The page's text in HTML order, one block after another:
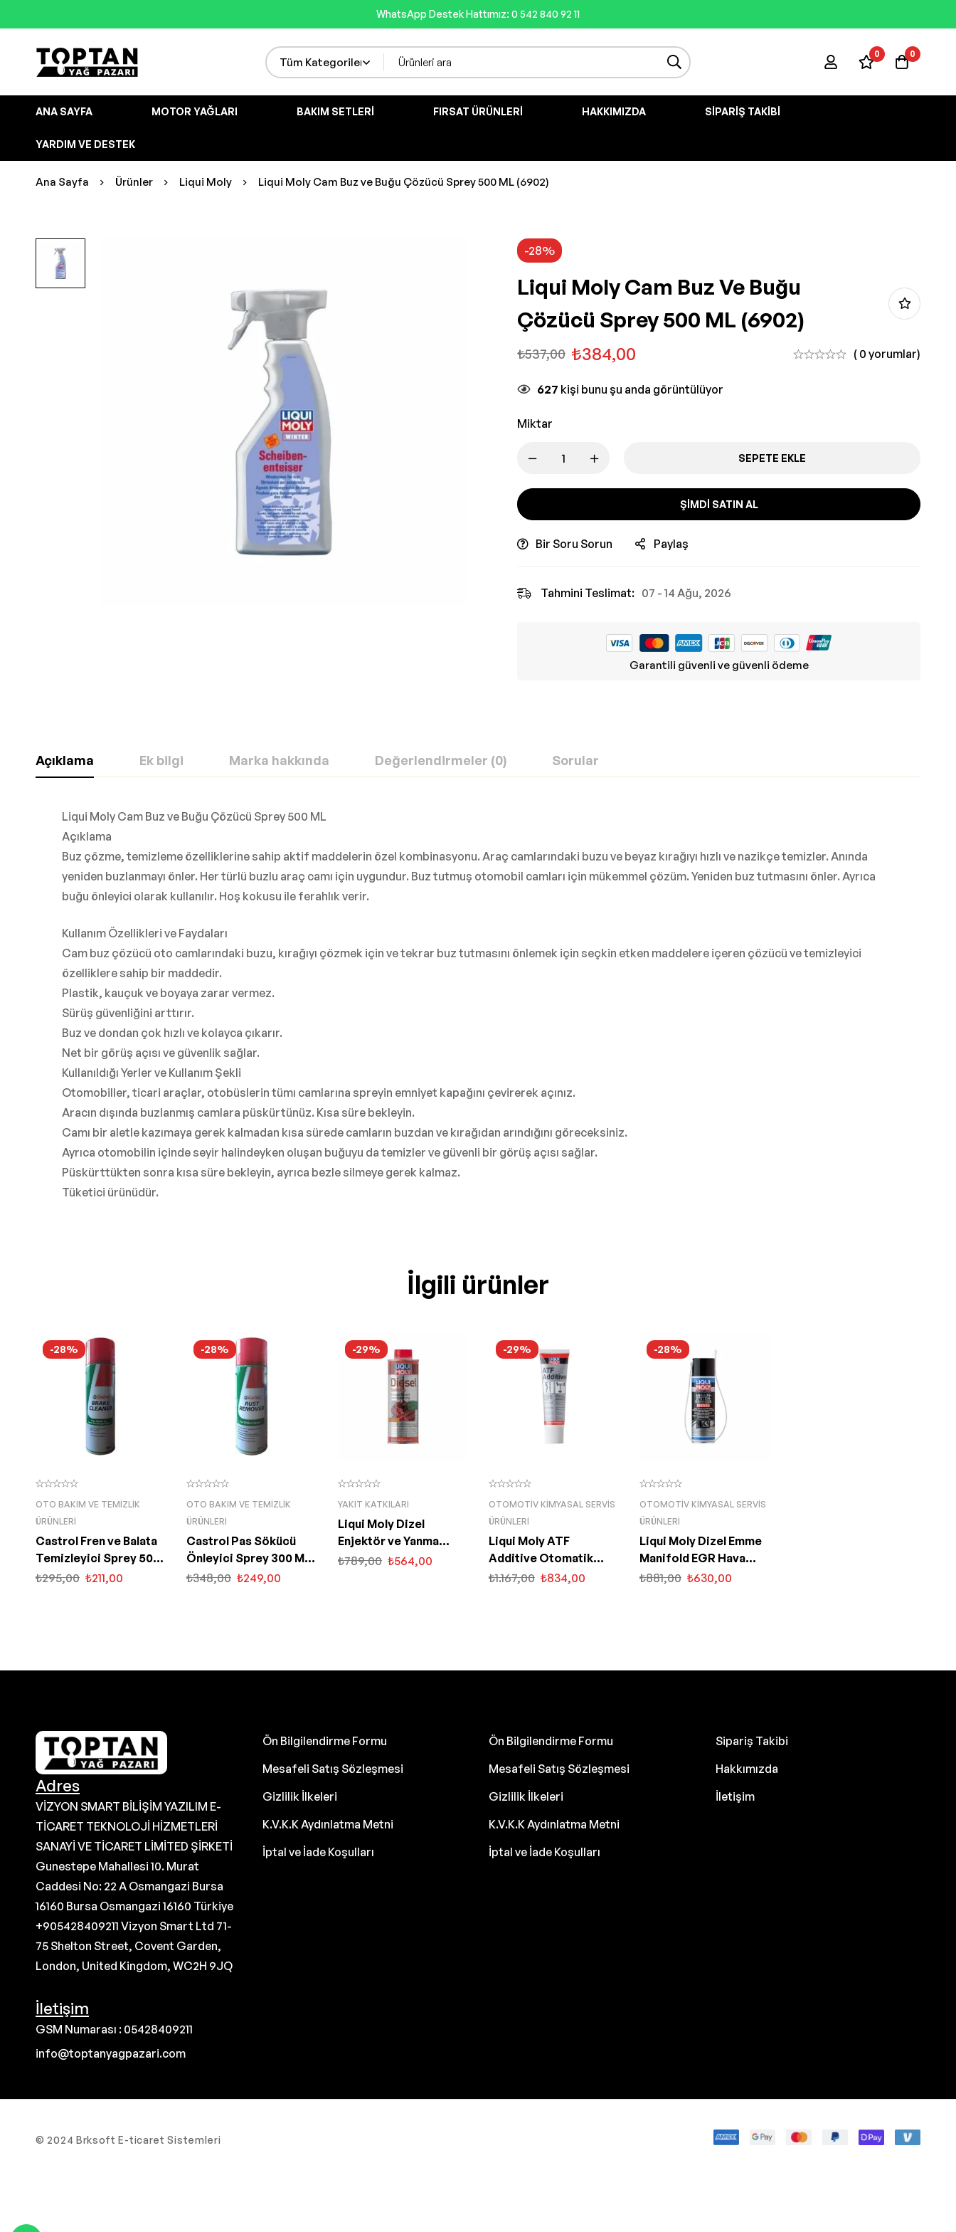
WhatsApp Destek Hattımız: 0 542 840 92 11
0 0
ANA SAYFA MOTOR YAĞLARI BAKIM SETLERI FIRSAT ÜRÜNLERI HAKKIMIZDA SIPARIŞ TAKIBI
YARDIM VE DESTEK
Ana Sayfa Ürünler Liqui Moly Liqui Moly Cam Buz ve Buğu Çözücü Sprey 500 ML (6902)
-28%
Liqui Moly Cam Buz Ve Buğu
Çözücü Sprey 500 ML (6902)
₺537,00 ₺384,00 ( 0 yorumlar)
627 kişi bunu şu anda görüntülüyor
Miktar
SEPETE EKLE
ŞIMDI SATIN AL
Bir Soru Sorun Paylaş
Tahmini Teslimat: 07 - 14 Ağu, 2026
Garantili güvenli ve güvenli ödeme
Açıklama Ek bilgi Marka hakkında Değerlendirmeler (0) Sorular
Liqui Moly Cam Buz ve Buğu Çözücü Sprey 500 ML
Açıklama
Buz çözme, temizleme özelliklerine sahip aktif maddelerin özel kombinasyonu. Araç camlarındaki buzu ve beyaz kırağıyı hızlı ve nazikçe temizler. Anında
yeniden buzlanmayı önler. Her türlü buzlu araç camı için uygundur. Buz tutmuş otomobil camları için mükemmel çözüm. Yeniden buz tutmasını önler. Ayrıca
buğu önleyici olarak kullanılır. Hoş kokusu ile ferahlık verir.
Kullanım Özellikleri ve Faydaları
Cam buz çözücü oto camlarındaki buzu, kırağıyı çözmek için ve tekrar buz tutmasını önlemek için seçkin etken maddelere içeren çözücü ve temizleyici
özelliklere sahip bir maddedir.
Plastik, kauçuk ve boyaya zarar vermez.
Sürüş güvenliğini arttırır.
Buz ve dondan çok hızlı ve kolayca çıkarır.
Net bir görüş açısı ve güvenlik sağlar.
Kullanıldığı Yerler ve Kullanım Şekli
Otomobiller, ticari araçlar, otobüslerin tümı camlarına spreyin emniyet kapağını çevirerek açınız.
Aracın dışında buzlanmış camlara püskürtünüz. Kısa süre bekleyin.
Camı bir aletle kazımaya gerek kalmadan kısa sürede camların buzdan ve kırağıdan arındığını göreceksiniz.
Ayrıca otomobilin içinde seyir halindeyken oluşan buğuyu da temizler ve güvenli bir görüş açısı sağlar.
Püskürttükten sonra kısa süre bekleyin, ayrıca bezle silmeye gerek kalmaz.
Tüketici ürünüdür.
İlgili ürünler
-28%
OTO BAKIM VE TEMIZLIK
ÜRÜNLERI
Castrol Fren ve Balata
Temizleyici Sprey 500
Ml Brake Cleaner
₺295,00 ₺211,00
-28%
OTO BAKIM VE TEMIZLIK
ÜRÜNLERI
Castrol Pas Sökücü
Önleyici Sprey 300 Ml
Rust Remover
₺348,00 ₺249,00
-29%
YAKIT KATKILARI
Liqui Moly Dizel
Enjektör ve Yanma
Odası Temizleyici 500
₺789,00 ₺564,00
-29%
OTOMOTIV KIMYASAL SERVIS
ÜRÜNLERI
Liqui Moly ATF
Additive Otomatik
Şanzıman Katkısı 250
₺1.167,00 ₺834,00
-28%
OTOMOTIV KIMYASAL SERVIS
ÜRÜNLERI
Liqui Moly Dizel Emme
Manifold EGR Hava
Temizleyici 400 ML
₺881,00 ₺630,00
Adres
VİZYON SMART BİLİŞİM YAZILIM E-
TİCARET TEKNOLOJİ HİZMETLERİ
SANAYİ VE TİCARET LİMİTED ŞİRKETİ
Gunestepe Mahallesi 10. Murat
Caddesi No: 22 A Osmangazi Bursa
16160 Bursa Osmangazi 16160 Türkiye
+905428409211 Vizyon Smart Ltd 71-
75 Shelton Street, Covent Garden,
London, United Kingdom, WC2H 9JQ
İletişim
GSM Numarası : 05428409211
info@toptanyagpazari.com
Ön Bilgilendirme Formu
Mesafeli Satış Sözleşmesi
Gizlilik İlkeleri
K.V.K.K Aydınlatma Metni
İptal ve İade Koşulları
Ön Bilgilendirme Formu
Mesafeli Satış Sözleşmesi
Gizlilik İlkeleri
K.V.K.K Aydınlatma Metni
İptal ve İade Koşulları
Sipariş Takibi
Hakkımızda
İletişim
© 2024 Brksoft E-ticaret Sistemleri